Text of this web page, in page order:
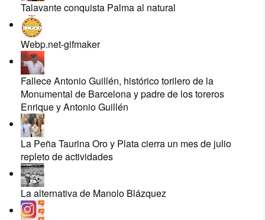
Talavante conquista Palma al natural
Webp.net-gifmaker
Fallece Antonio Guillén, histórico torilero de la
Monumental de Barcelona y padre de los toreros
Enrique y Antonio Guillén
La Peña Taurina Oro y Plata cierra un mes de julio
repleto de actividades
La alternativa de Manolo Blázquez